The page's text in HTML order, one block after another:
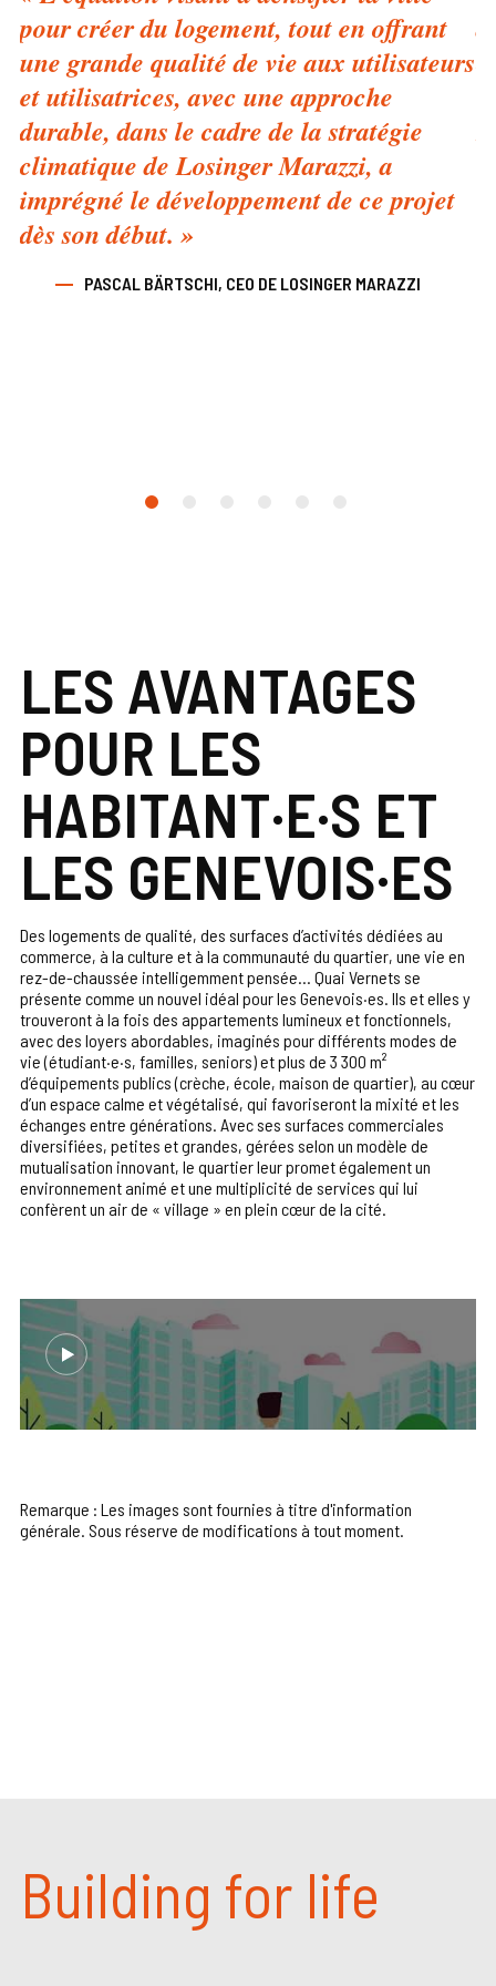
pour créer du logement, tout en offrant
une grande qualité de vie aux utilisateurs
et utilisatrices, avec une approche
durable, dans le cadre de la stratégie
climatique de Losinger Marazzi, a
imprégné le développement de ce projet
dès son début. »
PASCAL BÄRTSCHI, CEO DE LOSINGER MARAZZI
LES AVANTAGES
POUR LES
HABITANT·E·S ET
LES GENEVOIS·ES
Des logements de qualité, des surfaces d’activités dédiées au
commerce, à la culture et à la communauté du quartier, une vie en
rez-de-chaussée intelligemment pensée... Quai Vernets se
présente comme un nouvel idéal pour les Genevois·es. Ils et elles y
trouveront à la fois des appartements lumineux et fonctionnels,
avec des loyers abordables, imaginés pour différents modes de
vie (étudiant·e·s, familles, seniors) et plus de 3 300 m²
d’équipements publics (crèche, école, maison de quartier), au cœur
d’un espace calme et végétalisé, qui favoriseront la mixité et les
échanges entre générations. Avec ses surfaces commerciales
diversifiées, petites et grandes, gérées selon un modèle de
mutualisation innovant, le quartier leur promet également un
environnement animé et une multiplicité de services qui lui
confèrent un air de « village » en plein cœur de la cité.
Remarque : Les images sont fournies à titre d'information
générale. Sous réserve de modifications à tout moment.
Building for life